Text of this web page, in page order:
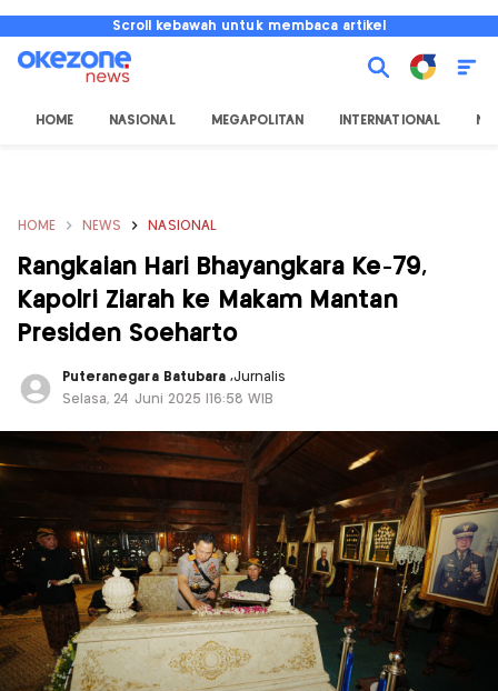
Scroll kebawah untuk membaca artikel
HOME NASIONAL MEGAPOLITAN INTERNATIONAL
HOME NEWS NASIONAL
Rangkaian Hari Bhayangkara Ke-79,
Kapolri Ziarah ke Makam Mantan
Presiden Soeharto
Puteranegara Batubara,Jurnalis
Selasa, 24 Juni 2025 |16:58 WIB